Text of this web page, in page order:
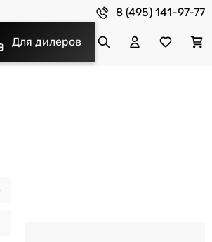
8 (495) 141-97-77
Для дилеров